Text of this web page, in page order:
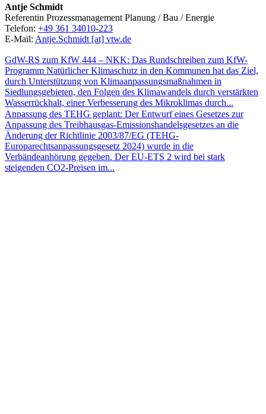
Antje Schmidt
Referentin Prozessmanagement Planung / Bau / Energie
Telefon: +49 361 34010-223
E-Mail: Antje.Schmidt [at] vtw.de
GdW-RS zum KfW 444 – NKK: Das Rundschreiben zum KfW-
Programm Natürlicher Klimaschutz in den Kommunen hat das Ziel,
durch Unterstützung von Klimaanpassungsmaßnahmen in
Siedlungsgebieten, den Folgen des Klimawandels durch verstärkten
Wasserrückhalt, einer Verbesserung des Mikroklimas durch...
Anpassung des TEHG geplant: Der Entwurf eines Gesetzes zur
Anpassung des Treibhausgas-Emissionshandelsgesetzes an die
Änderung der Richtlinie 2003/87/EG (TEHG-
Europarechtsanpassungsgesetz 2024) wurde in die
Verbändeanhörung gegeben. Der EU-ETS 2 wird bei stark
steigenden CO2-Preisen im...